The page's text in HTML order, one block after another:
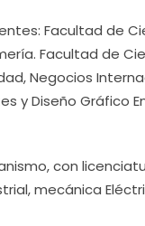
Facultad de
Facultad de
Negocios
y Diseño Gráfico
con
mecánica